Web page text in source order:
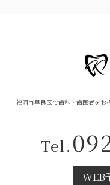
福岡市早良区で歯科・歯医者を
Tel.
WEB